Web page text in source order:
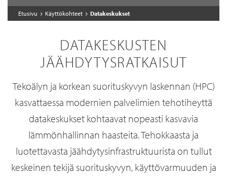
Etusivu Käyttökohteet Datakeskukset
DATAKESKUSTEN
JÄÄHDYTYSRATKAISUT
Tekoälyn ja korkean suorituskyvyn laskennan (HPC)
kasvattaessa modernien palvelimien tehotiheyttä
datakeskukset kohtaavat nopeasti kasvavia
lämmönhallinnan haasteita. Tehokkaasta ja
luotettavasta jäähdytysinfrastruktuurista on tullut
keskeinen tekijä suorituskyvyn, käyttövarmuuden ja